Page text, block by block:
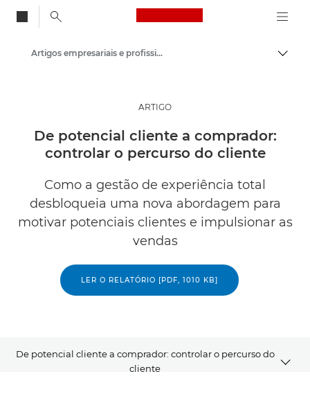
Canon Logo, back
Informações
Artigos empresariais e profissionais
ARTIGO
De potencial cliente a comprador:
controlar o percurso do cliente
Como a gestão de experiência total
desbloqueia uma nova abordagem para
motivar potenciais clientes e impulsionar as
vendas
LER O RELATÓRIO [PDF, 1010 KB]
De potencial cliente a comprador: controlar o percurso do
cliente